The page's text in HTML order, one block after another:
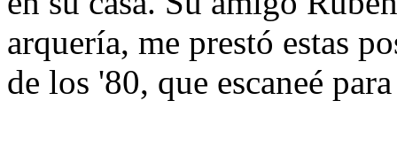
arquería, me prestó estas
de los '80, que escaneé